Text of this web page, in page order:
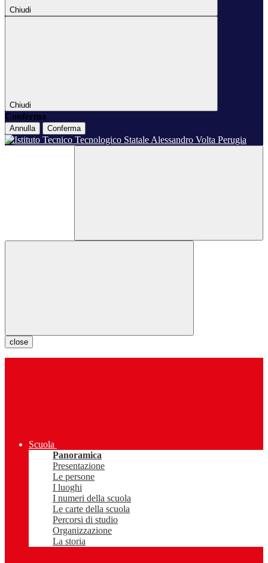
Chiudi
Chiudi
Conferma
Annulla Conferma
close
Scuola
Panoramica
Presentazione
Le persone
I luoghi
I numeri della scuola
Le carte della scuola
Percorsi di studio
Organizzazione
La storia